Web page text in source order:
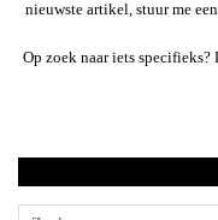
nieuwste artikel, stuur me een
Op zoek naar iets